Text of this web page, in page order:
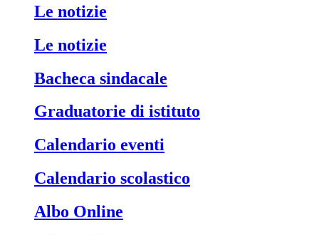
Le notizie
Le notizie
Bacheca sindacale
Graduatorie di istituto
Calendario eventi
Calendario scolastico
Albo Online